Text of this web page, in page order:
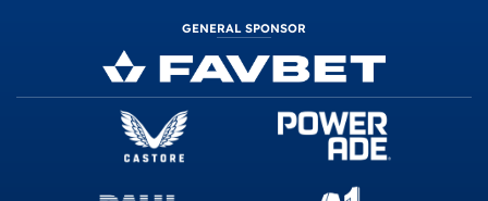
GENERAL SPONSOR